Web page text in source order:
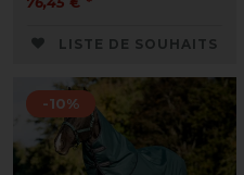
LISTE DE SOUHAITS
-10%